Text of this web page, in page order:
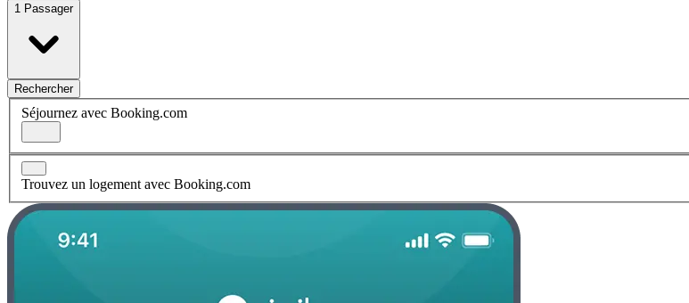
1 Passager
Rechercher
Séjournez avec Booking.com
Trouvez un logement avec Booking.com